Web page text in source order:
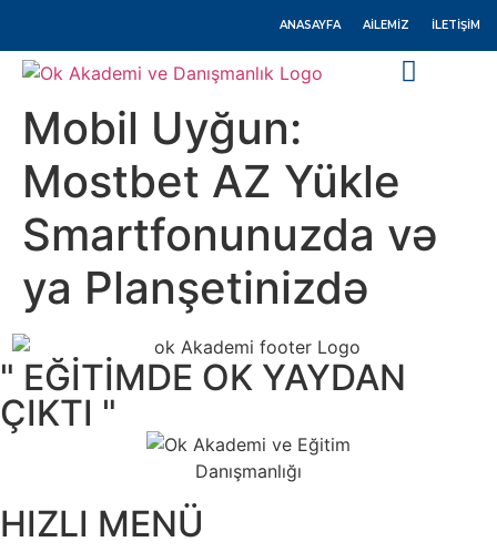
ANASAYFA AILEMIZ İLETIŞIM
Mobil Uyğun:
Mostbet AZ Yükle
Smartfonunuzda və
ya Planşetinizdə
" EĞİTİMDE OK YAYDAN
ÇIKTI "
HIZLI MENÜ